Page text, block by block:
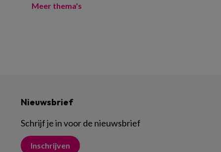
Meer thema's
Nieuwsbrief
Schrijf je in voor de nieuwsbrief
Inschrijven